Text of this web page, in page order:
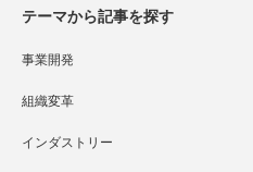
テーマから記事を探す
事業開発
組織変革
インダストリー